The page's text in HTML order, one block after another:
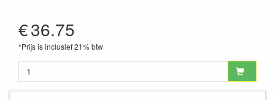
€36.75
*Prijs is inclusief 21% btw